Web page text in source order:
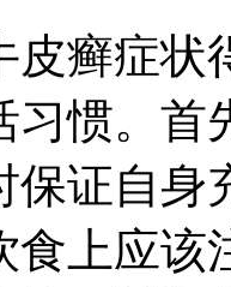
皮癣症状
习惯。首
保证自身
食上应该